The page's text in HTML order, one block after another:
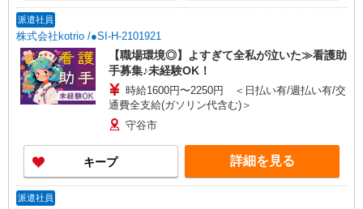
派遣社員
株式会社kotrio /●SI-H-2101921
【職場環境◎】よすぎて全私が泣いた≫看護助
手募集♪未経験OK！
時給1600円〜2250円 ＜日払い有/週払い有/交
通費全支給(ガソリン代含む)＞
守谷市
キープ 詳細を見る
派遣社員